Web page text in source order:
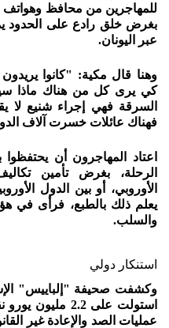
للمهاجرين من محافظ وهواتف
بغرض خلق رادع على الحدود
عبر اليونان.
وهنا قال مكية: "كانوا يريدون
كي يرى كل من هناك ماذا
السرقة فهي إجراء شنيع لا
فهناك عائلات خسرت آلاف
اعتاد المهاجرون أن يحتفظوا
الرحلة، بغرض تأمين
الأوروبي، أو بين الدول
يعلم ذلك بالطبع، فرأى في
والسلب.
استنكار دولي
وكشفت صحيفة "إلباييس"
استولت على 2.2
عمليات الصد والإعادة غير